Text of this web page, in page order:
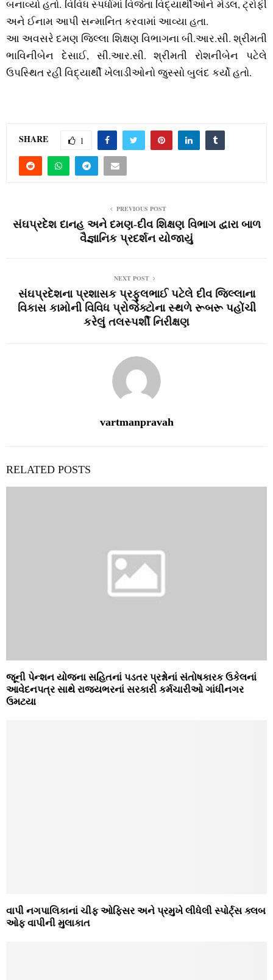
બનાવ્‍યો હતો. વિવિધ સ્‍પર્ધામાં વિજેતા વિદ્યાર્થીઓને મેડલ, ટ્રોફી
અને ઈનામ આપી સન્‍માનિત કરવામાં આવ્‍યા હતા.
આ અવસરે દમણ જિલ્લા શિક્ષણ વિભાગના બી.આર.સી. શ્રીમતી
ભાવિનીબેન દેસાઈ, સી.આર.સી. શ્રીમતી રોશનીબેન પટેલે
ઉપસ્‍થિત રહી વિદ્યાર્થી ખેલાડીઓનો જુસ્‍સો બુલંદ કર્યો હતો.
SHARE 1
PREVIOUS POST
સંઘપ્રદેશ દાનહ અને દમણ-દીવ શિક્ષણ વિભાગ દ્વારા બાળ
વૈજ્ઞાનિક પ્રદર્શન યોજાયું
NEXT POST
સંઘપ્રદેશના પ્રશાસક પ્રફુલભાઈ પટેલે દીવ જિલ્લાના
વિકાસ કામોની વિવિધ પ્રોજેક્‍ટોના સ્‍થળે રૂબરૂ પહોંચી
કરેલું તલસ્‍પર્શી નિરીક્ષણ
vartmanpravah
RELATED POSTS
જૂની પેન્‍શન યોજના સહિતનાં પડતર પ્રશ્નોનાં સંતોષકારક ઉકેલનાં
આવેદનપત્ર સાથે રાજયભરનાં સરકારી કર્મચારીઓ ગાંધીનગર
ઉમટયા
વાપી નગપાલિકાનાં ચીફ ઓફિસર અને પ્રમુખે લીધેલી સ્‍પોર્ટ્‍સ ક્‍લબ
ઓફ વાપીની મુલાકાત